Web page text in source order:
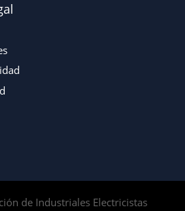
de Industriales Electricistas